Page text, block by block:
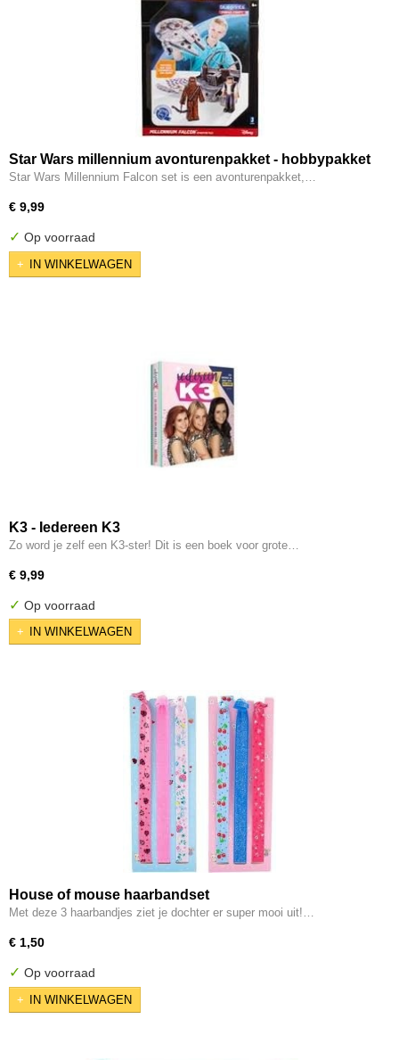
Star Wars millennium avonturenpakket - hobbypakket
Star Wars Millennium Falcon set is een avonturenpakket,…
€ 9,99
✓ Op voorraad
IN WINKELWAGEN
K3 - Iedereen K3
Zo word je zelf een K3-ster! Dit is een boek voor grote…
€ 9,99
✓ Op voorraad
IN WINKELWAGEN
House of mouse haarbandset
Met deze 3 haarbandjes ziet je dochter er super mooi uit!…
€ 1,50
✓ Op voorraad
IN WINKELWAGEN